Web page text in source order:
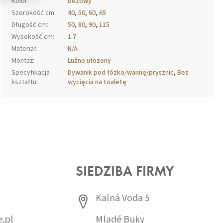
Szerokość cm: 40,50,60,65
Długość cm: 50,80,90, 115
Wysokość cm:
1.7
Materiał:
N/A
Montaż:
Luźno ułożony
Specyfikacja
kształtu:
Dywanik pod łóżko/wannę/prysznic,Bez
wycięcia na toaletę
SIEDZIBA FIRMY
Kalná Voda 5
Mladé Buky